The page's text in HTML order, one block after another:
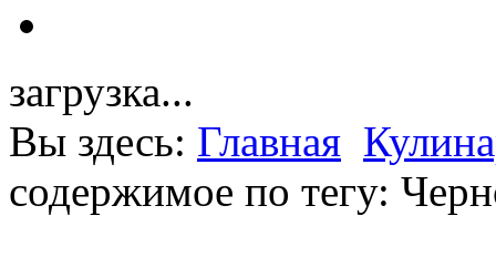
загрузка...
Вы здесь: Главная
содержимое по тегу: